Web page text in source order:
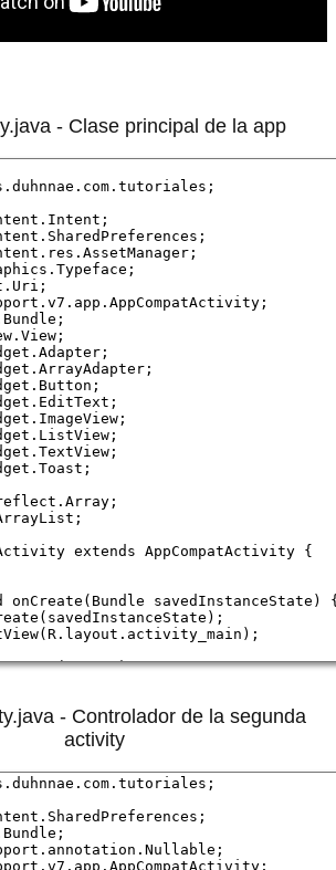
- Clase principal de la app
- Controlador de la segunda
activity